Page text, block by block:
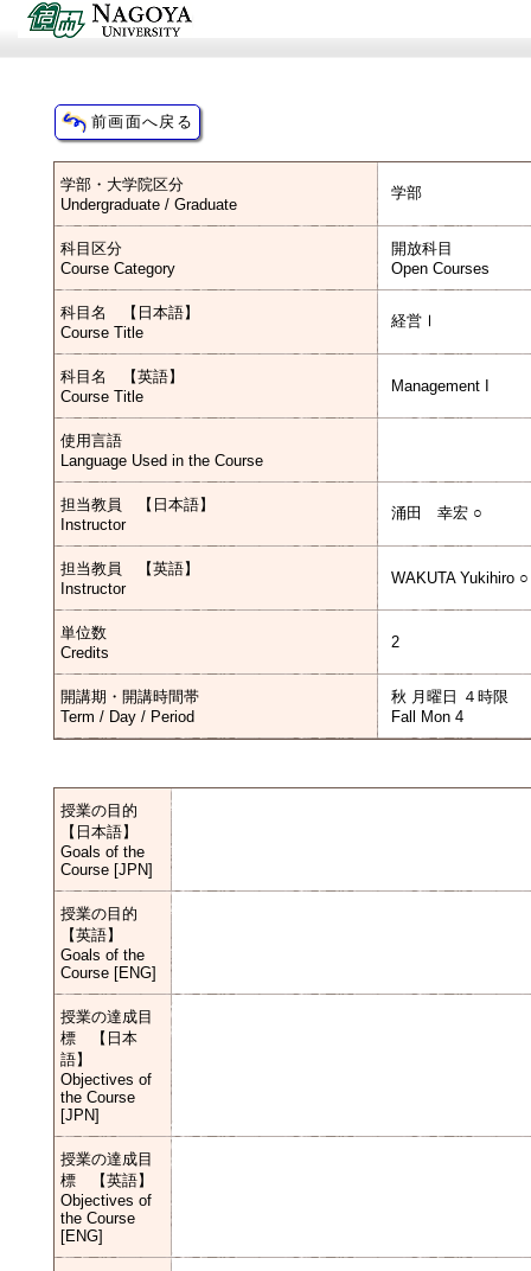
学部・大学院区分
Undergraduate / Graduate
学部
科目区分
Course Category
開放科目
Open Courses
科目名 【日本語】
Course Title
経営Ⅰ
科目名 【英語】
Course Title
Management I
使用言語
Language Used in the Course
担当教員 【日本語】
Instructor
涌田 幸宏 ○
担当教員 【英語】
Instructor
WAKUTA Yukihiro ○
単位数
Credits
2
開講期・開講時間帯
Term / Day / Period
秋 月曜日 ４時限
Fall Mon 4
授業の目的
【日本語】
Goals of the
Course [JPN]
授業の目的
【英語】
Goals of the
Course [ENG]
授業の達成目
標 【日本
語】
Objectives of
the Course
[JPN]
授業の達成目
標 【英語】
Objectives of
the Course
[ENG]